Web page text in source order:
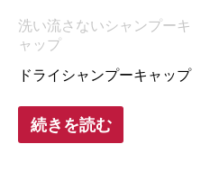
洗い流さないシャンプーキ
ャップ
ドライシャンプーキャップ
続きを読む